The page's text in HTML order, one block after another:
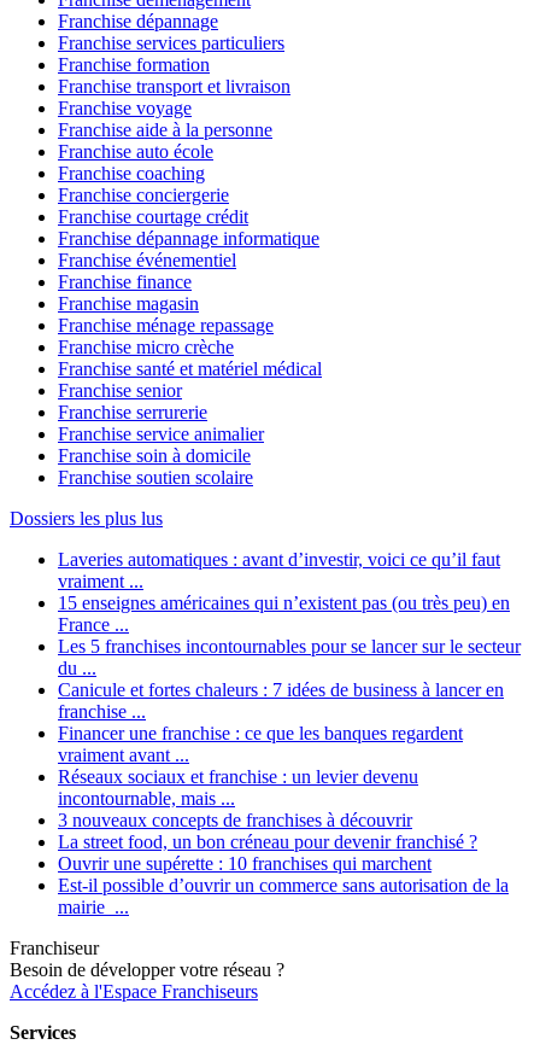
Franchise dépannage
Franchise services particuliers
Franchise formation
Franchise transport et livraison
Franchise voyage
Franchise aide à la personne
Franchise auto école
Franchise coaching
Franchise conciergerie
Franchise courtage crédit
Franchise dépannage informatique
Franchise événementiel
Franchise finance
Franchise magasin
Franchise ménage repassage
Franchise micro crèche
Franchise santé et matériel médical
Franchise senior
Franchise serrurerie
Franchise service animalier
Franchise soin à domicile
Franchise soutien scolaire
Dossiers les plus lus
Laveries automatiques : avant d’investir, voici ce qu’il faut
vraiment ...
15 enseignes américaines qui n’existent pas (ou très peu) en
France ...
Les 5 franchises incontournables pour se lancer sur le secteur
du ...
Canicule et fortes chaleurs : 7 idées de business à lancer en
franchise ...
Financer une franchise : ce que les banques regardent
vraiment avant ...
Réseaux sociaux et franchise : un levier devenu
incontournable, mais ...
3 nouveaux concepts de franchises à découvrir
La street food, un bon créneau pour devenir franchisé ?
Ouvrir une supérette : 10 franchises qui marchent
Est-il possible d’ouvrir un commerce sans autorisation de la
mairie ...
Franchiseur
Besoin de développer votre réseau ?
Accédez à l'Espace Franchiseurs
Services